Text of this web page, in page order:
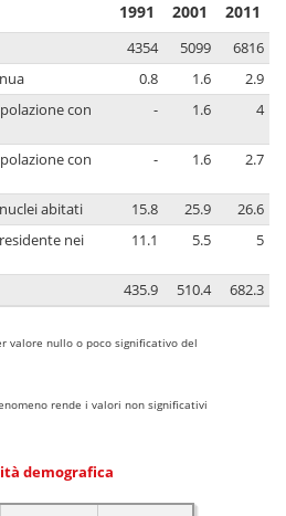
1991 2001 2011
4354 5099
6816
0.8 1.6
2.9
con
- 1.6 4
con
- 1.6 2.7
abitati 15.8 25.9
26.6
nei
11.1 5.5 5
435.9 510.4 682.3
valore nullo o poco significativo del
rende i valori non significativi
demografica